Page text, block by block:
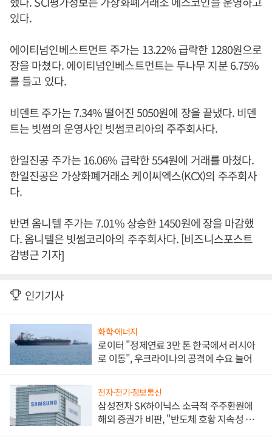
있다.
에이티넘인베스트먼트 주가는 13.22% 급락한 1280원으로
장을 마쳤다. 에이티넘인베스트먼트는 두나무 지분 6.75%
를 들고 있다.
비덴트 주가는 7.34% 떨어진 5050원에 장을 끝냈다. 비덴
트는 빗썸의 운영사인 빗썸코리아의 주주회사다.
한일진공 주가는 16.06% 급락한 554원에 거래를 마쳤다.
한일진공은 가상화폐거래소 케이씨엑스(KCX)의 주주회사
다.
반면 옴니텔 주가는 7.01% 상승한 1450원에 장을 마감했
다. 옴니텔은 빗썸코리아의 주주회사다. [비즈니스포스트
감병근 기자]
인기기사
화학·에너지
로이터 "정제연료 3만 톤 한국에서 러시아
로 이동", 우크라이나의 공격에 수요 늘어
전자·전기·정보통신
삼성전자 SK하이닉스 소극적 주주환원에
해외 증권가 비판, "반도체 호황 지속성 의